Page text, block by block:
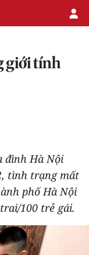
giới tính
đình Hà Nội
tình trạng mất
phố Hà Nội
100 trẻ gái.